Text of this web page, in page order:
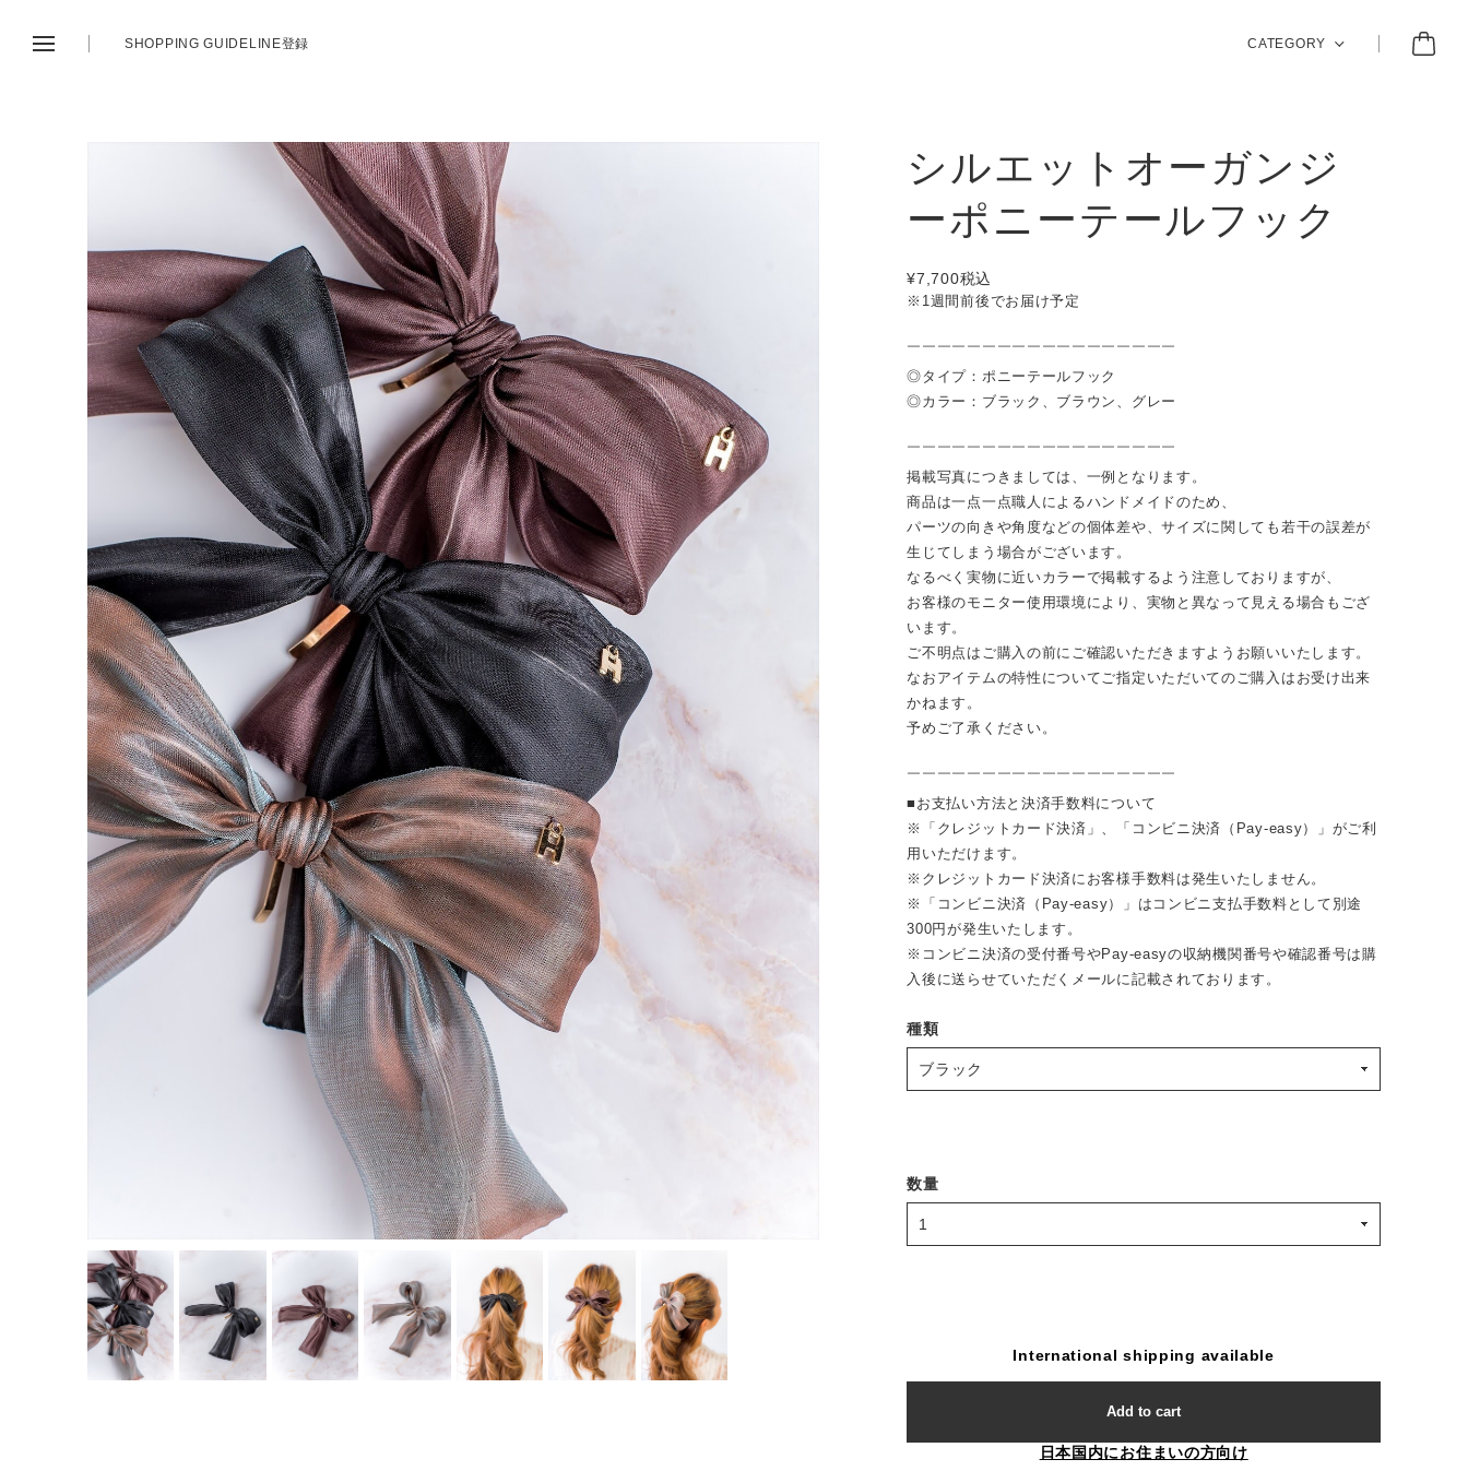
SHOPPING GUIDELINE登録 CATEGORY
シルエットオーガンジ
ーポニーテールフック
¥7,700税込
※1週間前後でお届け予定
￣￣￣￣￣￣￣￣￣￣￣￣￣￣￣￣￣￣
◎タイプ：ポニーテールフック
◎カラー：ブラック、ブラウン、グレー
￣￣￣￣￣￣￣￣￣￣￣￣￣￣￣￣￣￣
掲載写真につきましては、一例となります。
商品は一点一点職人によるハンドメイドのため、
パーツの向きや角度などの個体差や、サイズに関しても若干の誤差が
生じてしまう場合がございます。
なるべく実物に近いカラーで掲載するよう注意しておりますが、
お客様のモニター使用環境により、実物と異なって見える場合もござ
います。
ご不明点はご購入の前にご確認いただきますようお願いいたします。
なおアイテムの特性についてご指定いただいてのご購入はお受け出来
かねます。
予めご了承ください。
￣￣￣￣￣￣￣￣￣￣￣￣￣￣￣￣￣￣
■お支払い方法と決済手数料について
※「クレジットカード決済」、「コンビニ決済（Pay-easy）」がご利
用いただけます。
※クレジットカード決済にお客様手数料は発生いたしません。
※「コンビニ決済（Pay-easy）」はコンビニ支払手数料として別途
300円が発生いたします。
※コンビニ決済の受付番号やPay-easyの収納機関番号や確認番号は購
入後に送らせていただくメールに記載されております。
種類
数量
International shipping available
Add to cart
日本国内にお住まいの方向け